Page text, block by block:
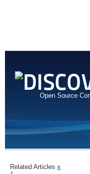
Open Source
Related Articles x